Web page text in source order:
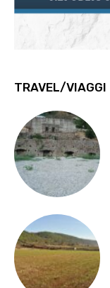
TRAVEL/VIAGGI